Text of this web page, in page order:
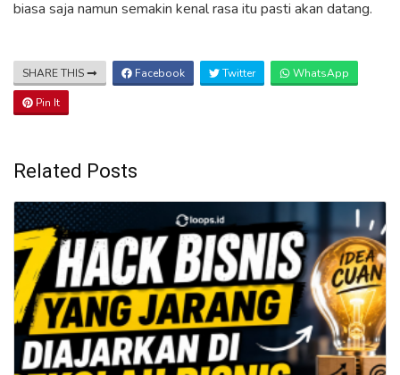
biasa saja namun semakin kenal rasa itu pasti akan datang.
SHARE THIS Facebook Twitter WhatsApp
Pin It
Related Posts